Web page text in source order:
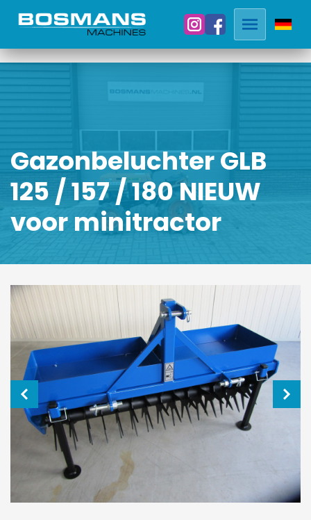
Gazonbeluchter GLB
125 / 157 / 180 NIEUW
voor minitractor